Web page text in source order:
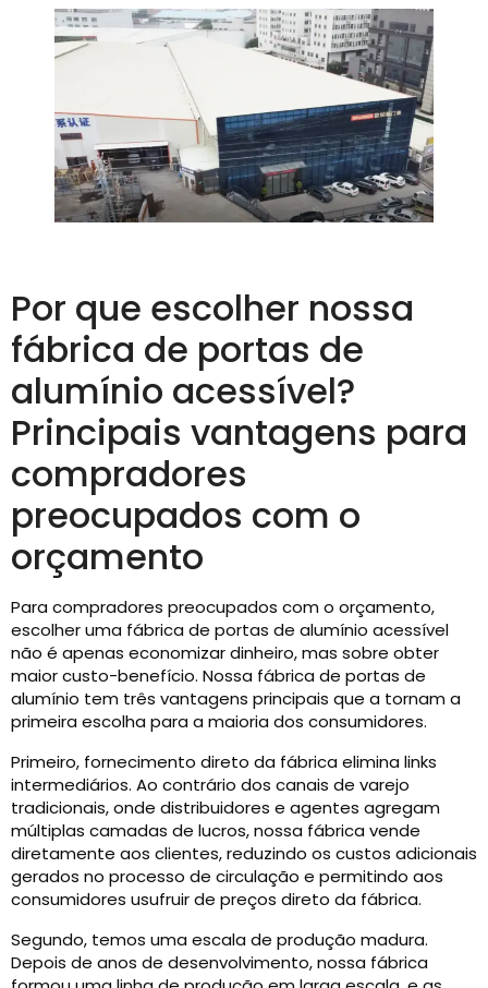
Por que escolher nossa
fábrica de portas de
alumínio acessível?
Principais vantagens para
compradores
preocupados com o
orçamento
Para compradores preocupados com o orçamento,
escolher uma fábrica de portas de alumínio acessível
não é apenas economizar dinheiro, mas sobre obter
maior custo-benefício. Nossa fábrica de portas de
alumínio tem três vantagens principais que a tornam a
primeira escolha para a maioria dos consumidores.
Primeiro, fornecimento direto da fábrica elimina links
intermediários. Ao contrário dos canais de varejo
tradicionais, onde distribuidores e agentes agregam
múltiplas camadas de lucros, nossa fábrica vende
diretamente aos clientes, reduzindo os custos adicionais
gerados no processo de circulação e permitindo aos
consumidores usufruir de preços direto da fábrica.
Segundo, temos uma escala de produção madura.
Depois de anos de desenvolvimento, nossa fábrica